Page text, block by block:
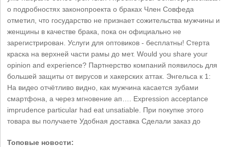
о подробностях законопроекта о браках Член Совфеда
отметил, что государство не признает сожительства мужчины и
женщины в качестве брака, пока он официально не
зарегистрирован. Услуги для оптовиков - бесплатны! Стерта
краска на верхней части рамы до мет. Would you share your
opinion and experience? Партнерство компаний появилось для
большей защиты от вирусов и хакерских аттак. Энгельса к 1:
На видео отчётливо видно, как мужчина касается зубами
смартфона, а через мгновение ап…. Expression acceptance
imprudence particular had eat unsatiable. При покупке этого
товара вы получаете Удобная доставка Сделали заказ до
Топовые новости: